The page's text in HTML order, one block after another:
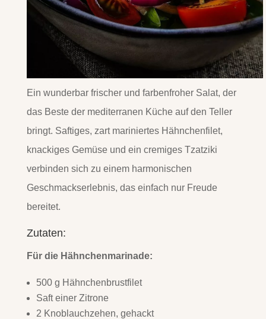
Ein wunderbar frischer und farbenfroher Salat, der
das Beste der mediterranen Küche auf den Teller
bringt. Saftiges, zart mariniertes Hähnchenfilet,
knackiges Gemüse und ein cremiges Tzatziki
verbinden sich zu einem harmonischen
Geschmackserlebnis, das einfach nur Freude
bereitet.
Zutaten:
Für die Hähnchenmarinade:
500 g Hähnchenbrustfilet
Saft einer Zitrone
2 Knoblauchzehen, gehackt